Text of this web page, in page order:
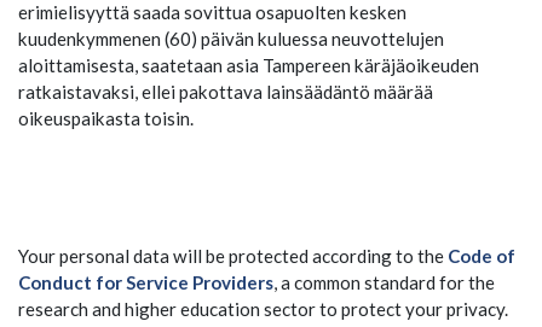
erimielisyyttä saada sovittua osapuolten kesken
kuudenkymmenen (60) päivän kuluessa neuvottelujen
aloittamisesta, saatetaan asia Tampereen käräjäoikeuden
ratkaistavaksi, ellei pakottava lainsäädäntö määrää
oikeuspaikasta toisin.
Your personal data will be protected according to the Code of
Conduct for Service Providers, a common standard for the
research and higher education sector to protect your privacy.